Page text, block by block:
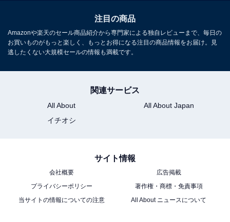
シャープ 過熱水蒸気 オーブンレンジ 23L 1段調理 ブラッ
ク RE-WF232-B シンプル操作 コンパクト 一人暮らし 二
人暮らし らくチン!（絶対湿度）センサー ノンフライ調理
トースト スチームあたため ワイドフラット庫内 簡単お手
注目の商品
Amazonや楽天のセール商品紹介から専門家による独自レビューまで、毎日の
お買いものがもっと楽しく、もっとお得になる注目の商品情報をお届け。見
逃したくない大規模セールの情報も満載です。
関連サービス
All About
All About Japan
イチオシ
サイト情報
会社概要
広告掲載
プライバシーポリシー
著作権・商標・免責事項
当サイトの情報についての注意
All About ニュースについて